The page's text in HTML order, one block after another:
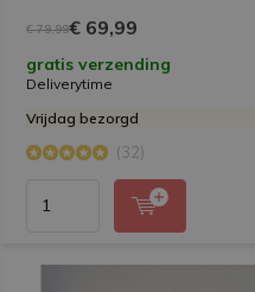
€ 79,99€ 69,99
gratis verzending
Deliverytime
Vrijdag bezorgd
(32)